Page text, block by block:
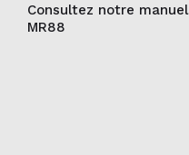
Consultez notre
MR88